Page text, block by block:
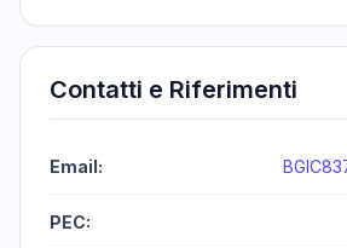
Contatti e Riferimenti
Email:
PEC: